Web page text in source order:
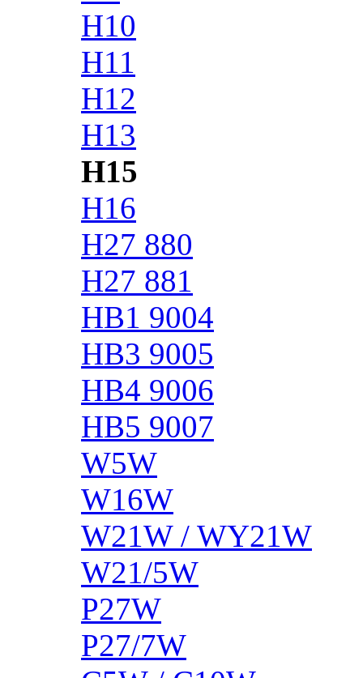
H10
H11
H12
H13
H15
H16
H27 880
H27 881
HB1 9004
HB3 9005
HB4 9006
HB5 9007
W5W
W16W
W21W / WY21W
W21/5W
P27W
P27/7W